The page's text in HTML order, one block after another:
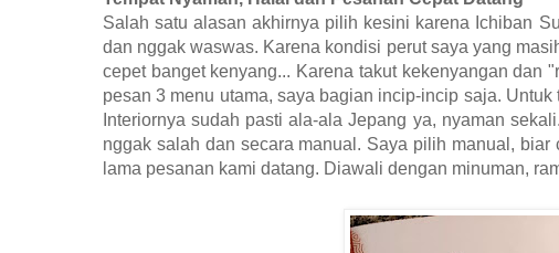
Salah satu alasan akhirnya pilih kesini karena Ichiban
dan nggak waswas. Karena kondisi perut saya yang
cepet banget kenyang... Karena takut kekenyangan dan
pesan 3 menu utama, saya bagian incip-incip saja. Untuk
Interiornya sudah pasti ala-ala Jepang ya, nyaman
nggak salah dan secara manual. Saya pilih manual,
lama pesanan kami datang. Diawali dengan minuman,